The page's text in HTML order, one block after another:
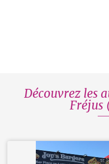
Découvrez les
Fréjus